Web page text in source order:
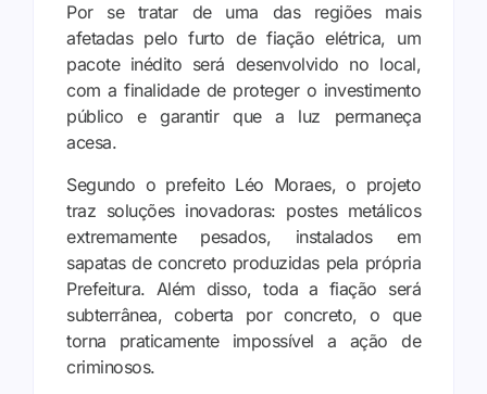
Por se tratar de uma das regiões mais
afetadas pelo furto de fiação elétrica, um
pacote inédito será desenvolvido no local,
com a finalidade de proteger o investimento
público e garantir que a luz permaneça
acesa.
Segundo o prefeito Léo Moraes, o projeto
traz soluções inovadoras: postes metálicos
extremamente pesados, instalados em
sapatas de concreto produzidas pela própria
Prefeitura. Além disso, toda a fiação será
subterrânea, coberta por concreto, o que
torna praticamente impossível a ação de
criminosos.